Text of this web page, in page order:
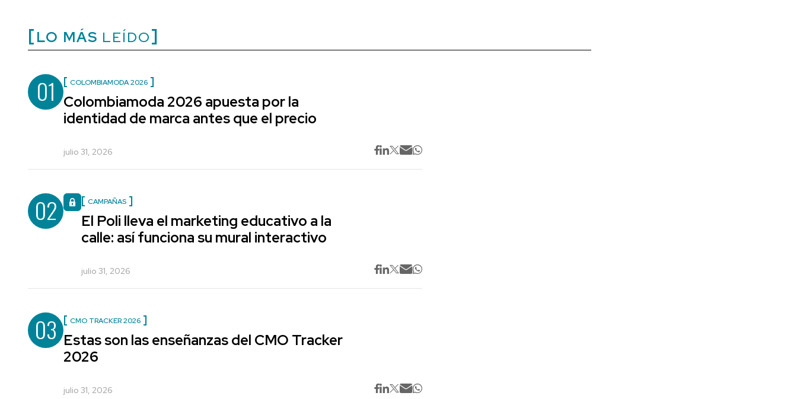
LO MÁS LEÍDO
01 COLOMBIAMODA 2026
Colombiamoda 2026 apuesta por la
identidad de marca antes que el precio
julio 31, 2026
02 CAMPAÑAS
El Poli lleva el marketing educativo a la
calle: así funciona su mural interactivo
julio 31, 2026
03 CMO TRACKER 2026
Estas son las enseñanzas del CMO Tracker
2026
julio 31, 2026